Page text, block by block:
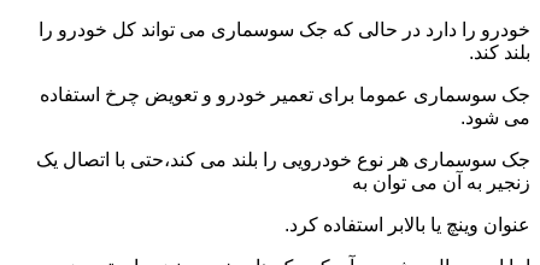
خودرو را دارد در حالی که جک سوسماری می تواند کل خودرو را
بلند کند.
جک سوسماری عموما برای تعمیر خودرو و تعویض چرخ استفاده
می شود.
جک سوسماری هر نوع خودرویی را بلند می کند،حتی با اتصال یک
زنجیر به آن می توان به
عنوان وینچ یا بالابر استفاده کرد.